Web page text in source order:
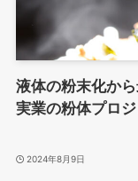
液体の粉末化か
実業の粉体プロ
2024年8月9日